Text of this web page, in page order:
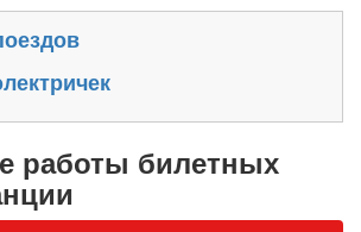
работы билетных